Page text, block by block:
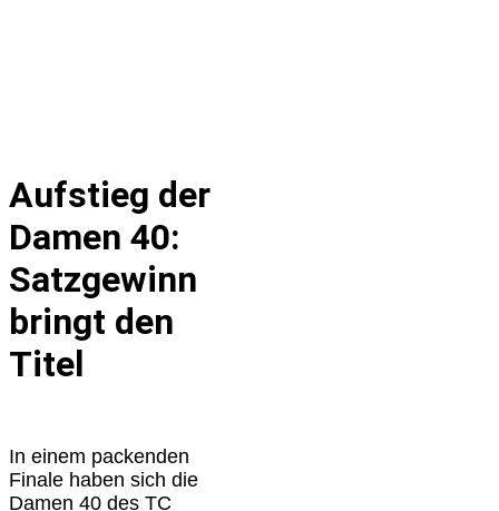
Aufstieg der
Damen 40:
Satzgewinn
bringt den
Titel
In einem packenden
Finale haben sich die
Damen 40 des TC